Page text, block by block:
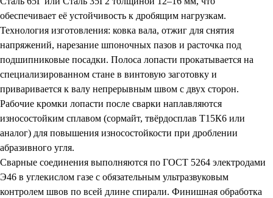
обеспечивает её устойчивость к дробящим нагрузкам.
Технология изготовления: ковка вала, отжиг для снятия
напряжений, нарезание шпоночных пазов и расточка под
подшипниковые посадки. Полоса лопасти прокатывается на
специализированном стане в винтовую заготовку и
приваривается к валу непрерывным швом с двух сторон.
Рабочие кромки лопасти после сварки наплавляются
износостойким сплавом (сормайт, твёрдосплав Т15К6 или
аналог) для повышения износостойкости при дроблении
абразивного угля.
Сварные соединения выполняются по ГОСТ 5264 электродами
Э46 в углекислом газе с обязательным ультразвуковым
контролем швов по всей длине спирали. Финишная обработка